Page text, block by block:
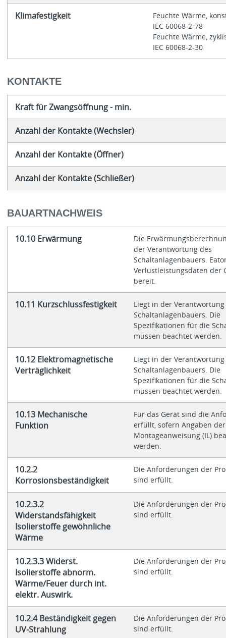
Klimafestigkeit
Feuchte Wärme,
IEC 60068-2-78
Feuchte Wärme,
IEC 60068-2-30
KONTAKTE
Kraft für Zwangsöffnung - min.
Anzahl der Kontakte (Wechsler)
Anzahl der Kontakte (Öffner)
Anzahl der Kontakte (Schließer)
BAUARTNACHWEIS
10.10 Erwärmung
Die
der Verantwortung des
Schaltanlagenbauers.
Verlustleistungsdaten der
bereit.
10.11 Kurzschlussfestigkeit
Liegt in der Verantwortung
Schaltanlagenbauers. Die
Spezifikationen für die
müssen beachtet werden.
10.12 Elektromagnetische
Verträglichkeit
Liegt in der Verantwortung
Schaltanlagenbauers. Die
Spezifikationen für die
müssen beachtet werden.
10.13 Mechanische
Funktion
Für das Gerät sind die
erfüllt, sofern Angaben der
Montageanweisung (IL)
werden.
10.2.2
Korrosionsbeständigkeit
Die Anforderungen der
sind erfüllt.
10.2.3.2
Widerstandsfähigkeit
Isolierstoffe gewöhnliche
Wärme
Die Anforderungen der
sind erfüllt.
10.2.3.3 Widerst.
Isolierstoffe abnorm.
Wärme/Feuer durch int.
elektr. Auswirk.
Die Anforderungen der
sind erfüllt.
10.2.4 Beständigkeit gegen
UV-Strahlung
Die Anforderungen der
sind erfüllt.